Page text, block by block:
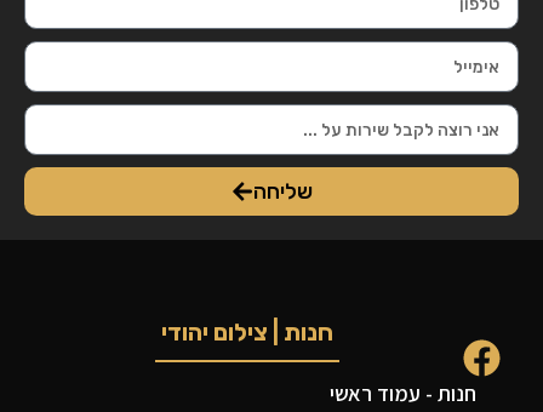
שליחה
חנות | צילום יהודי
חנות - עמוד ראשי